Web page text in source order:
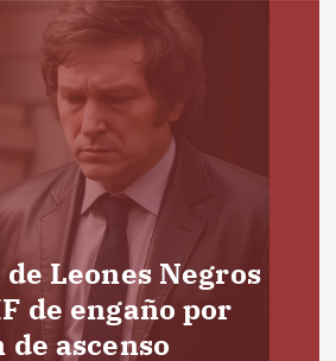
Leones Negros
de engaño por
de ascenso